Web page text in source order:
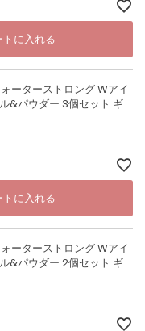
トに入れる
ーターストロング Wアイ
&パウダー 3個セット ギ
トに入れる
ーターストロング Wアイ
&パウダー 2個セット ギ